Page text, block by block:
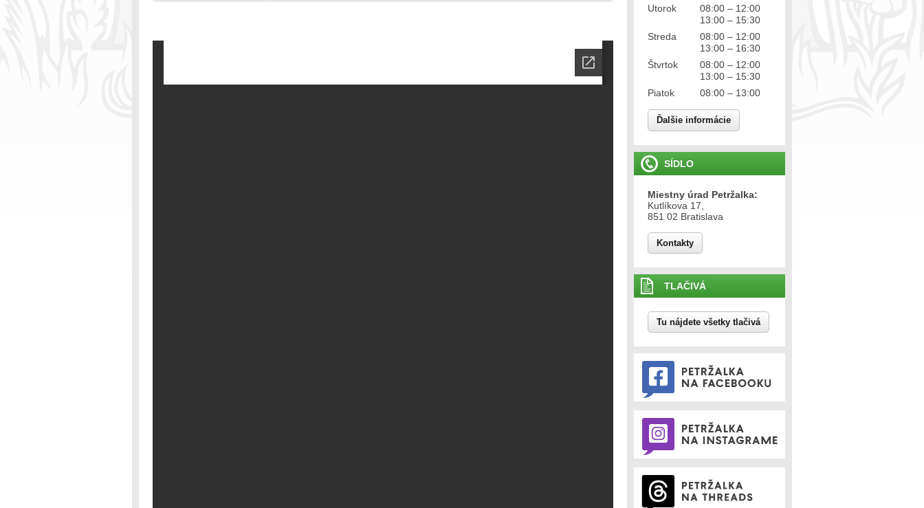
Utorok
08:00 – 12:00
13:00 – 15:30
Streda
08:00 – 12:00
13:00 – 16:30
Štvrtok
08:00 – 12:00
13:00 – 15:30
Piatok
08:00 – 13:00
Ďalšie informácie
SÍDLO
Miestny úrad Petržalka:
Kutlíkova 17,
851 02 Bratislava
Kontakty
TLAČIVÁ
Tu nájdete všetky tlačivá